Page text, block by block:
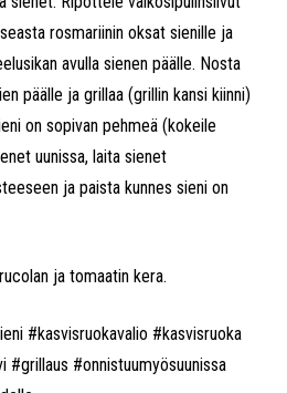
rosmariinin oksat sienille ja
avulla sienen päälle. Nosta
päälle ja grillaa (grillin kansi kiinni)
on sopivan pehmeä (kokeile
uunissa, laita sienet
ja paista kunnes sieni on
ja tomaatin kera.
#kasvisruokavalio #kasvisruoka
#grillaus #onnistuumyösuunissa